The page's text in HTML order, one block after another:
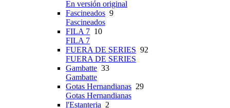
En versión original
Fascineados 9
Fascineados
FILA 7 10
FILA 7
FUERA DE SERIES 92
FUERA DE SERIES
Gambatte 33
Gambatte
Gotas Hernandianas 29
Gotas Hernandianas
l'Estanteria 2